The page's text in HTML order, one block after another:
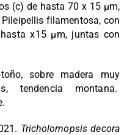
(c) de hasta 70 x 15 µm,
filamentosa, con
x15 µm, juntas con
sobre madera muy
tendencia montana.
Tricholomopsis decora